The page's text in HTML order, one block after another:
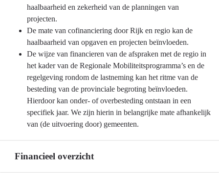
onzekerheden
haalbaarheid en zekerheid van de planningen van
projecten.
De mate van cofinanciering door Rijk en regio kan de
haalbaarheid van opgaven en projecten beïnvloeden.
De wijze van financieren van de afspraken met de regio in
het kader van de Regionale Mobiliteitsprogramma’s en de
regelgeving rondom de lastneming kan het ritme van de
besteding van de provinciale begroting beïnvloeden.
Hierdoor kan onder- of overbesteding ontstaan in een
specifiek jaar. We zijn hierin in belangrijke mate afhankelijk
van (de uitvoering door) gemeenten.
Financieel overzicht